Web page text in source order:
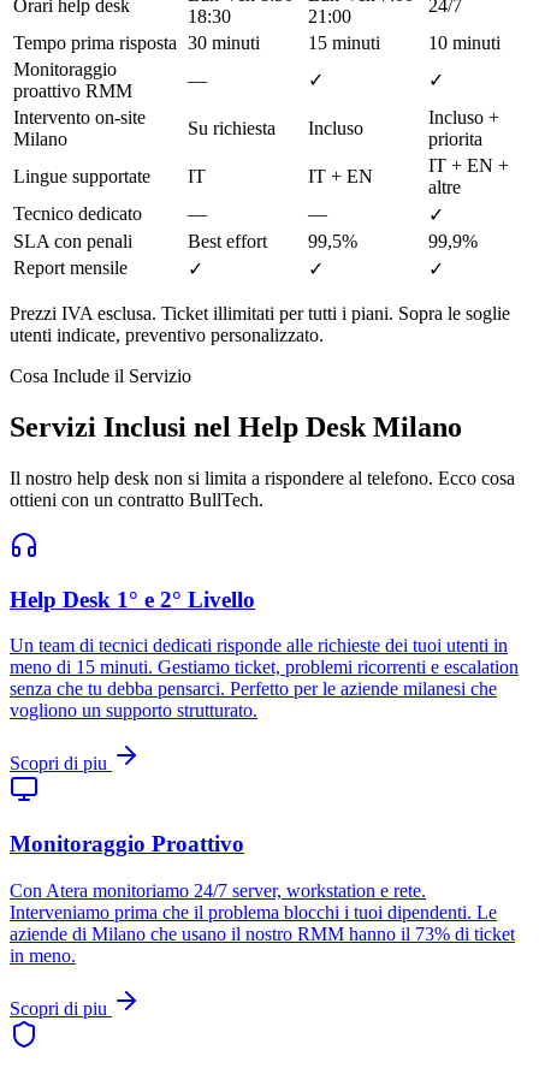
Orari help desk
18:30
21:00
24/7
Tempo prima risposta 30 minuti 15 minuti
10 minuti
Monitoraggio
proattivo RMM
— ✓
✓
Intervento on-site
Milano
Su richiesta Incluso
Incluso +
priorita
Lingue supportate
IT IT + EN
IT + EN +
altre
Tecnico dedicato
— —
✓
SLA con penali
Best effort 99,5%
99,9%
Report mensile
✓ ✓ ✓
Prezzi IVA esclusa. Ticket illimitati per tutti i piani. Sopra le soglie
utenti indicate, preventivo personalizzato.
Cosa Include il Servizio
Servizi Inclusi nel Help Desk Milano
Il nostro help desk non si limita a rispondere al telefono. Ecco cosa
ottieni con un contratto BullTech.
Help Desk 1° e 2° Livello
Un team di tecnici dedicati risponde alle richieste dei tuoi utenti in
meno di 15 minuti. Gestiamo ticket, problemi ricorrenti e escalation
senza che tu debba pensarci. Perfetto per le aziende milanesi che
vogliono un supporto strutturato.
Scopri di piu
Monitoraggio Proattivo
Con Atera monitoriamo 24/7 server, workstation e rete.
Interveniamo prima che il problema blocchi i tuoi dipendenti. Le
aziende di Milano che usano il nostro RMM hanno il 73% di ticket
in meno.
Scopri di piu